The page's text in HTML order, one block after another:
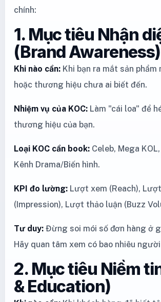
chính:
1. Mục tiêu Nhận
(Brand Awareness)
Khi nào cần: Khi bạn ra mắt sản phẩm
hoặc thương hiệu chưa ai biết đến.
Nhiệm vụ của KOC: Làm "cái loa" để
thương hiệu của bạn.
Loại KOC cần book: Celeb, Mega
Kênh Drama/Biến hình.
KPI đo lường: Lượt xem (Reach),
(Impression), Lượt thảo luận (Buzz
Tư duy: Đừng soi mói số đơn hàng ở
Hãy quan tâm xem có bao nhiêu người
2. Mục tiêu Niềm
& Education)